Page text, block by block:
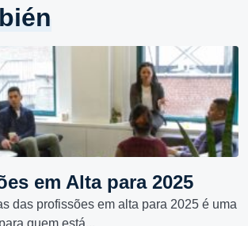
em Alta para 2025
das profissões em alta para 2025 é uma
quem está...